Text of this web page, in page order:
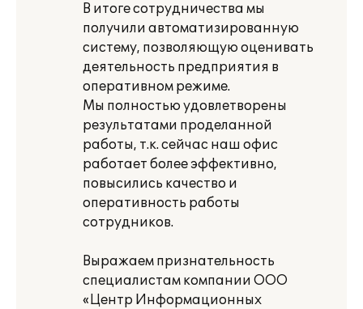
В итоге сотрудничества мы
получили автоматизированную
систему, позволяющую оценивать
деятельность предприятия в
оперативном режиме.
Мы полностью удовлетворены
результатами проделанной
работы, т.к. сейчас наш офис
работает более эффективно,
повысились качество и
оперативность работы
сотрудников.
Выражаем признательность
специалистам компании ООО
«Центр Информационных